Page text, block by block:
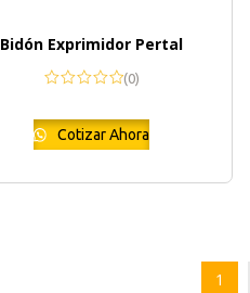
Bidón Exprimidor Pertal
(0)
Cotizar Ahora
1